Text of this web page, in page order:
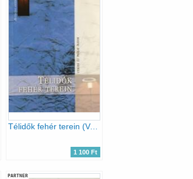
Télidők fehér terein (Versek és prózai írások)
1 100 Ft
PARTNER